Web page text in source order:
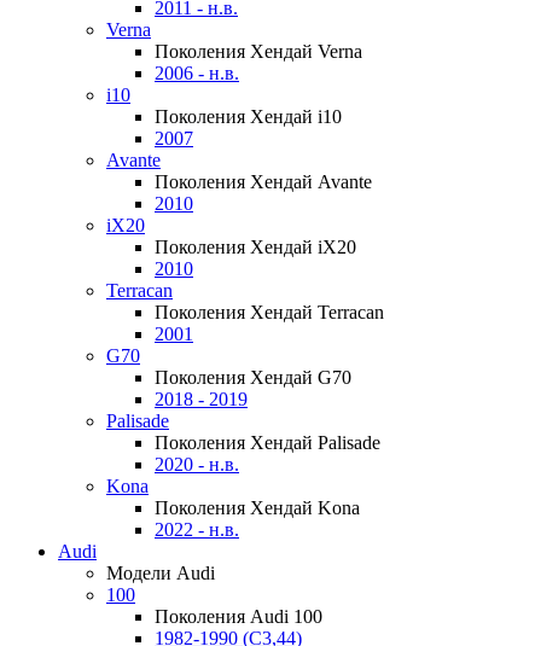
2011 - н.в.
Verna
Поколения Хендай Verna
2006 - н.в.
i10
Поколения Хендай i10
2007
Avante
Поколения Хендай Avante
2010
iX20
Поколения Хендай iX20
2010
Terracan
Поколения Хендай Terracan
2001
G70
Поколения Хендай G70
2018 - 2019
Palisade
Поколения Хендай Palisade
2020 - н.в.
Kona
Поколения Хендай Kona
2022 - н.в.
Audi
Модели Audi
100
Поколения Audi 100
1982-1990 (С3,44)